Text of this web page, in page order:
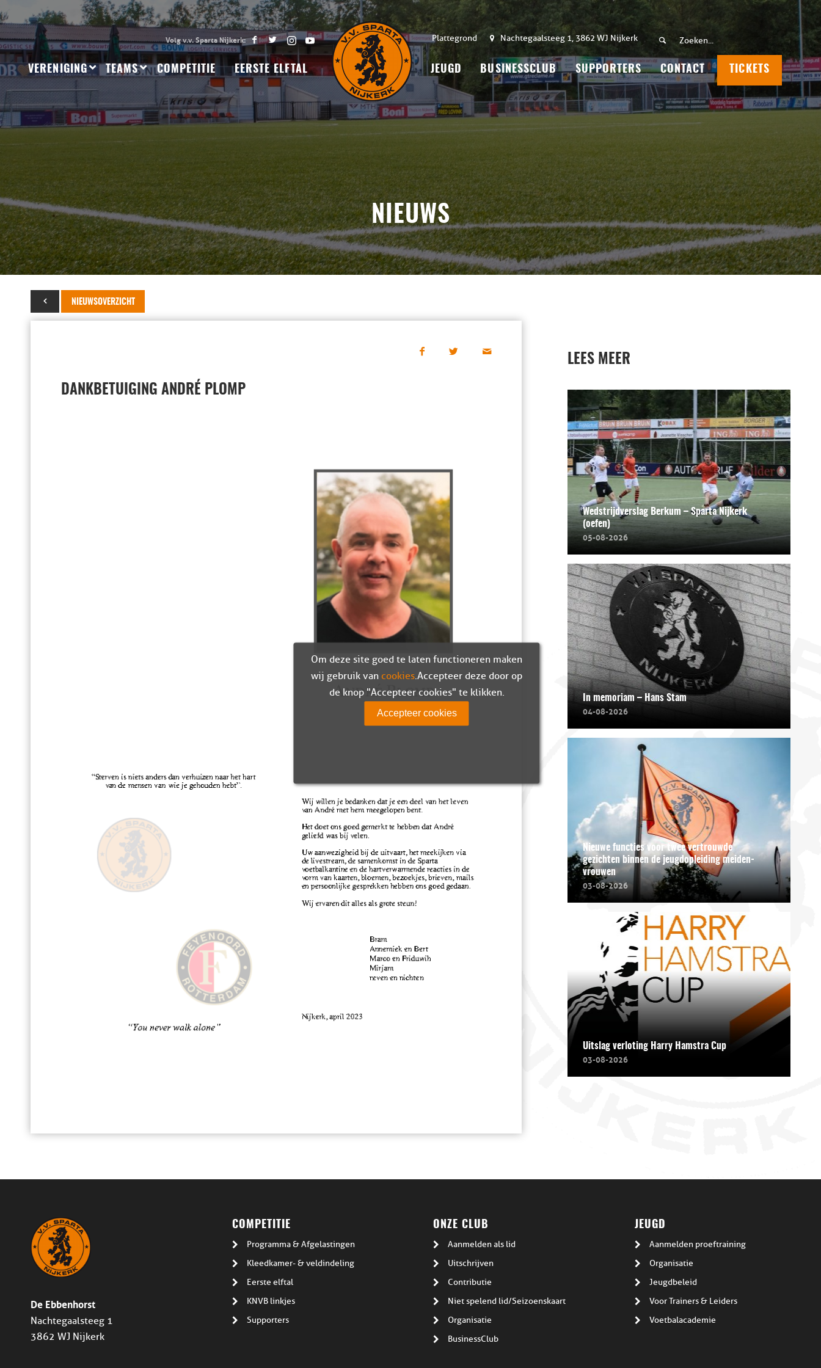
Plattegrond Nachtegaalsteeg 1, 3862 WJ Nijkerk
VERENIGING TEAMS COMPETITIE EERSTE ELFTAL JEUGD BUSINESSCLUB SUPPORTERS CONTACT TICKETS
NIEUWS
NIEUWSOVERZICHT
25 april 2023
DANKBETUIGING ANDRÉ PLOMP
LEES MEER
Wedstrijdverslag Berkum – Sparta Nijkerk
(oefen)
05-08-2026
In memoriam – Hans Stam
04-08-2026
Nieuwe functies voor twee vertrouwde
gezichten binnen de jeugdopleiding meiden-
vrouwen
03-08-2026
Uitslag verloting Harry Hamstra Cup
03-08-2026
De Ebbenhorst
Nachtegaalsteeg 1
3862 WJ Nijkerk
COMPETITIE
Programma & Afgelastingen
Kleedkamer- & veldindeling
Eerste elftal
KNVB linkjes
Supporters
ONZE CLUB
Aanmelden als lid
Uitschrijven
Contributie
Niet spelend lid/Seizoenskaart
Organisatie
BusinessClub
JEUGD
Aanmelden proeftraining
Organisatie
Jeugdbeleid
Voor Trainers & Leiders
Voetbalacademie
Om deze site goed te laten functioneren maken
wij gebruik van cookies. Accepteer deze door op
de knop "Accepteer cookies" te klikken.
Accepteer cookies